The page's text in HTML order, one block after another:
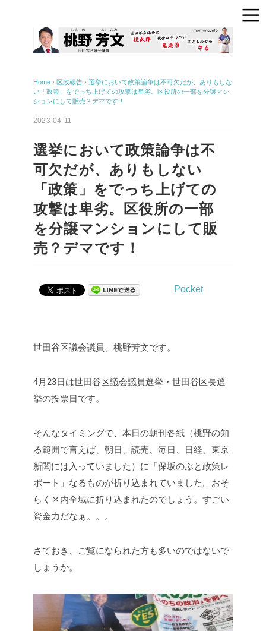
Home › 区政報告 › 選挙において政策論争は不可欠だが、ありもしな
い「政策」をでっち上げての攻撃は卑劣。区役所の一部を分譲マン
ションにして販売？デマです！
2023-04-11
選挙において政策論争は不
可欠だが、ありもしない
「政策」をでっち上げての
攻撃は卑劣。区役所の一部
を分譲マンションにして販
売？デマです！
Pocket
世田谷区議会議員、桃野芳文です。
4月23日は世田谷区議会議員選挙・世田谷区長選
挙の投票日です。
そんなタイミングで、本日の朝刊各紙（桃野の知
る範囲で言えば、朝日、読売、毎日、日経、東京
新聞には入っていました）に「保坂のぶと政策レ
ポート」なるものが折り込まれていました。おそ
らく区内全域に折り込まれたのでしょう。すごい
資金力だなぁ。。。
さておき、ご覧になられた方も多いのではないで
しょうか。